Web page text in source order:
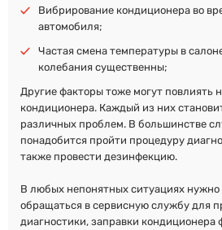
Вибрирование кондиционера во
автомобиля;
Частая смена температуры в
колебания существенны;
Другие факторы тоже могут повлиять
кондиционера. Каждый из них
различных проблем. В большинстве
понадобится пройти процедуру
также провести дезинфекцию.
В любых непонятных ситуациях
обращаться в сервисную службу для
диагностики, заправки кондиционера